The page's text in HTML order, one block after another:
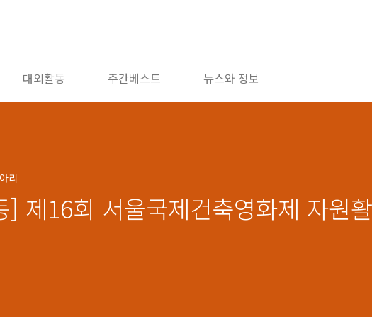
대외활동 주간베스트 뉴스와 정보
리
] 제16회 서울국제건축영화제 자원